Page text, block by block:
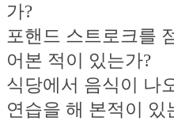
가?
포핸드 스트로크를
어본 적이 있는가?
식당에서 음식이 나
연습을 해 본적이 있